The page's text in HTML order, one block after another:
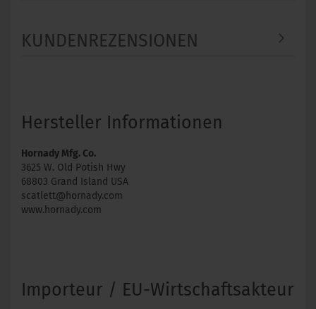
KUNDENREZENSIONEN
Hersteller Informationen
Hornady Mfg. Co.
3625 W. Old Potish Hwy
68803 Grand Island USA
scatlett@hornady.com
www.hornady.com
Importeur / EU-Wirtschaftsakteur